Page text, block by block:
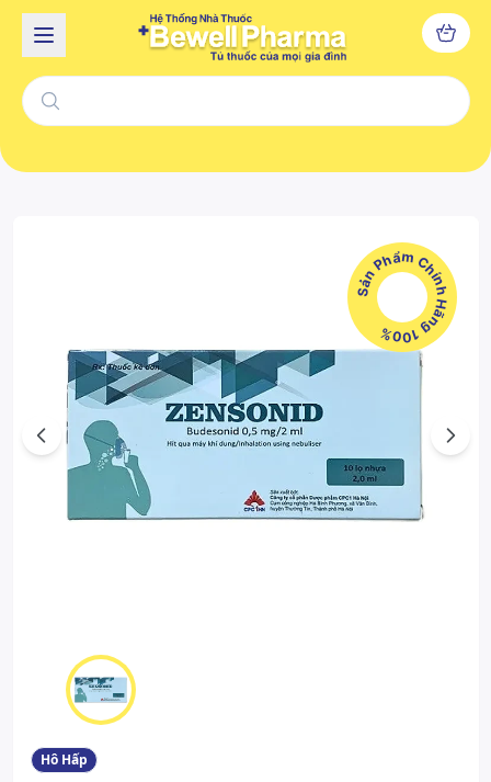
Sản Phẩm Chính Hãng 100%
Previous Next
Hô Hấp